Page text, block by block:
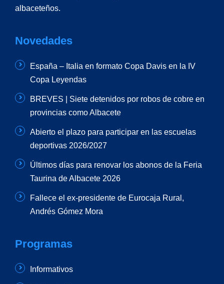
albaceteños.
Novedades
España – Italia en formato Copa Davis en la IV
Copa Leyendas
BREVES | Siete detenidos por robos de cobre en
provincias como Albacete
Abierto el plazo para participar en las escuelas
deportivas 2026/2027
Últimos días para renovar los abonos de la Feria
Taurina de Albacete 2026
Fallece el ex-presidente de Eurocaja Rural,
Andrés Gómez Mora
Programas
Informativos